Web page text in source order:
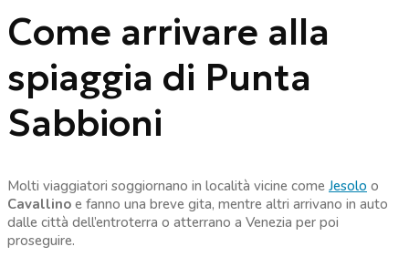
Come arrivare alla
spiaggia di Punta
Sabbioni
Molti viaggiatori soggiornano in località vicine come Jesolo o
Cavallino e fanno una breve gita, mentre altri arrivano in auto
dalle città dell’entroterra o atterrano a Venezia per poi
proseguire.